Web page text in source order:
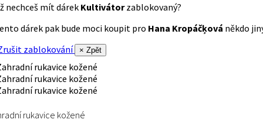
nechceš mít dárek Kultivátorzablokovaný?
dárek pak bude moci koupit pro Hana Kropáčķová někdo
zablokování
× Zpět
rukavice kožené